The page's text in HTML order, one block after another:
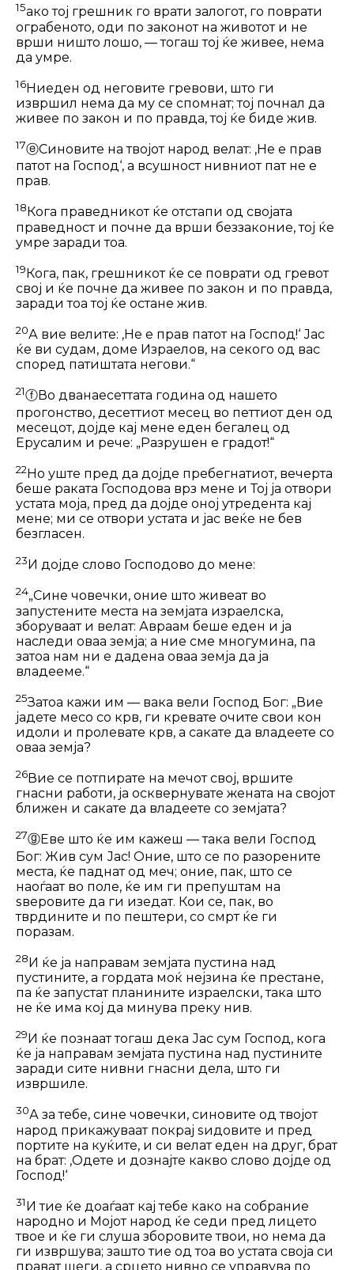
15ако тој грешник го врати залогот, го поврати
ограбеното, оди по законот на животот и не
врши ништо лошо, — тогаш тој ќе живее, нема
да умре.
16Ниеден од неговите гревови, што ги
извршил нема да му се спомнат; тој почнал да
живее по закон и по правда, тој ќе биде жив.
17ⓔСиновите на твојот народ велат: ‚Не е прав
патот на Господ‘, а всушност нивниот пат не е
прав.
18 Кога праведникот ќе отстапи од својата
праведност и почне да врши беззаконие, тој ќе
умре заради тоа.
19Кога, пак, грешникот ќе се поврати од гревот
свој и ќе почне да живее по закон и по правда,
заради тоа тој ќе остане жив.
20А вие велите: ‚Не е прав патот на Господ!‘ Јас
ќе ви судам, доме Из­раелов, на секого од вас
според патиш­тата негови.“
21ⓕВо дванаесеттата година од нашето
прогонство, десеттиот месец во петтиот ден од
месецот, дојде кај мене еден бега­лец од
Ерусалим и рече: „Разрушен е градот!“
22Но уште пред да дојде пребегнатиот, вечерта
беше раката Господова врз мене и Тој ја отвори
устата моја, пред да дојде оној утредента кај
мене; ми се отвори устата и јас веќе не бев
безгласен.
23 И дојде слово Господово до мене:
24„Сине човечки, оние што живеат во
запустените места на земјата израелска,
зборуваат и велат: Авраам беше еден и ја
наследи оваа земја; а ние сме многумина, па
затоа нам ни е дадена оваа земја да ја
владееме.“
25Затоа кажи им — вака вели Господ Бог: „Вие
јадете месо со крв, ги кревате очите свои кон
идоли и пролевате крв, а сакате да владеете со
оваа земја?
26Вие се потпирате на мечот свој, вр­шите
гнасни работи, ја осквернувате жената на својот
ближен и сакате да владеете со земјата?
27ⓖЕве што ќе им кажеш — така вели Господ
Бог: Жив сум Јас! Оние, што се по разорените
места, ќе паднат од меч; оние, пак, што се
наоѓаат во поле, ќе им ги препуштам на
ѕверовите да ги изедат. Кои се, пак, во
тврдините и по пеш­тери, со смрт ќе ги
поразам.
28И ќе ја направам земјата пустина над
пустините, а гордата моќ нејзина ќе престане,
па ќе запустат планините из­раелски, така што
не ќе има кој да ми­нува преку нив.
29 И ќе познаат тогаш дека Јас сум Господ, кога
ќе ја направам земјата пус­тина над пустините
заради сите нивни гнасни дела, што ги
извршиле.
30А за тебе, сине човечки, синовите од твојот
народ прикажуваат покрај ѕи­довите и пред
портите на куќите, и си велат еден на друг, брат
на брат: ‚Одете и дознајте какво слово дојде од
Господ!‘
31И тие ќе доаѓаат кај тебе како на собрание
народно и Мојот народ ќе седи пред лицето
твое и ќе ги слуша зборо­вите твои, но нема да
ги извршува; за­што тие од тоа во устата своја си
прават шеги, а срцето нивно се управува по